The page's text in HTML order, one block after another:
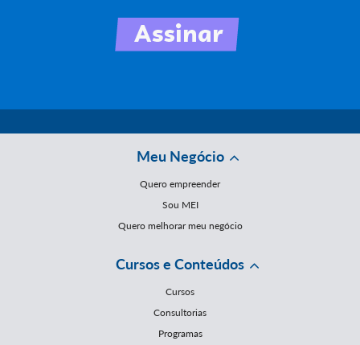
Meu Negócio
Quero empreender
Sou MEI
Quero melhorar meu negócio
Cursos e Conteúdos
Cursos
Consultorias
Programas